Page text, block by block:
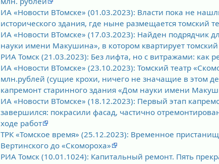
ИА «Новости ВТомске» (01.03.2023): Власти пока не
исторического здания, где ныне размещается томский
ИА «Новости ВТомске» (17.03.2023): Найден подрядчик
науки имени Макушина», в котором квартирует томский
РИА Томск (21.03.2023): Без лифта, но с витражами: как
ИА «Новости ВТомске» (23.10.2023): Томский театр
млн.рублей (сущие крохи, ничего не значащие в этом
капремонт старинного здания «Дом науки имени
ИА «Новости ВТомске» (18.12.2023): Первый этап
завершился: покрасили фасад, частично
ходе работ
ТРК «Томское время» (25.12.2023): Временное
Вертинского до «Скомороха»
РИА Томск (10.01.1024): Капитальный ремонт. Пять